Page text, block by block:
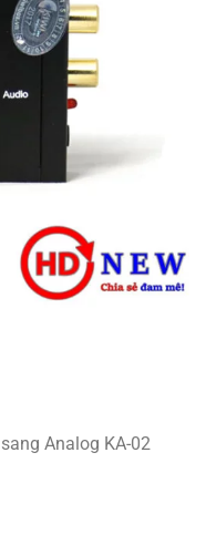
Analog KA-02